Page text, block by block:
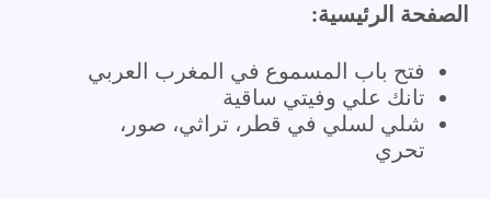
الصفحة الرئيسية:
فتح باب المسموع في المغرب العربي
تانك علي وفيتي ساقية
شلي لسلي في قطر، تراثي، صور،
تحري